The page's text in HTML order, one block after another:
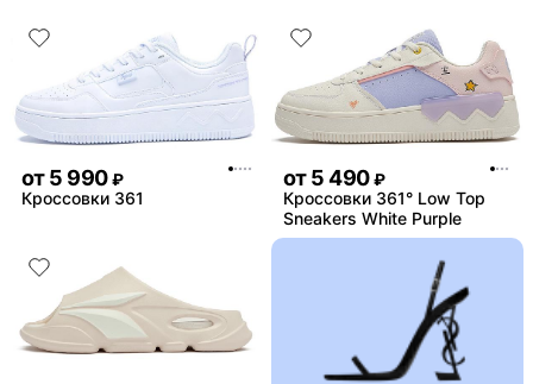
от5 990 ₽
Кроссовки 361
от5 490 ₽
Кроссовки 361° Low Top
Sneakers White Purple